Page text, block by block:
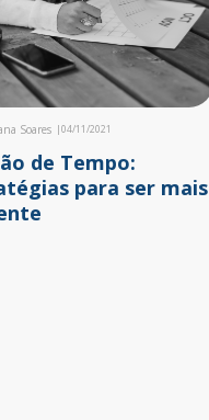
Soares |04/11/2021
de Tempo:
para ser mais